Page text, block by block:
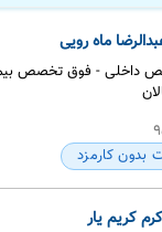
ماه رویی
داخلی - فوق تخصص
بدون کارمزد
کریم یار